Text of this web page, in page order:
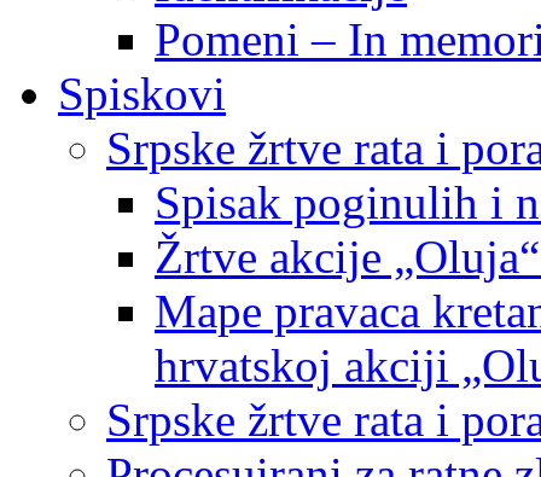
Pomeni – In
Spiskovi
Srpske žrtve rata i
Spisak poginulih i
Žrtve akcije
Mape pravaca
hrvatskoj akciji
Srpske žrtve rata i